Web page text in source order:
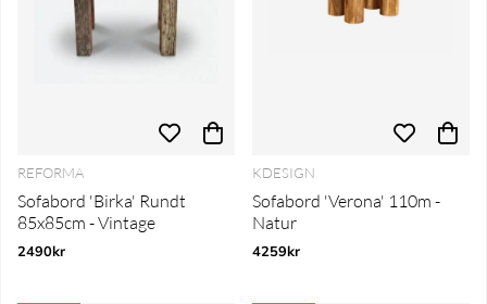
REFORMA
Sofabord 'Birka' Rundt
85x85cm - Vintage
2490kr
KDESIGN
Sofabord 'Verona' 110m -
Natur
4259kr